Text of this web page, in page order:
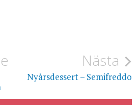
Nästa
Nyårsdessert – Semifreddo